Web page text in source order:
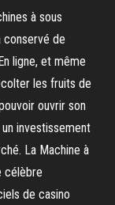
à sous
conservé de
ligne, et même
les fruits de
ouvrir son
investissement
La Machine à
célèbre
de casino